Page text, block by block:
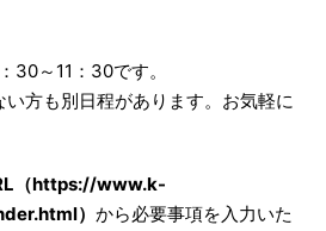
30～11：30です。
方も別日程があります。お気軽に
（https://www.k-
）から必要事項を入力いた